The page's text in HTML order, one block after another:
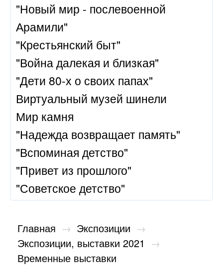
"Новый мир - послевоенной
Арамили"
"Крестьянский быт"
"Война далекая и близкая"
"Дети 80-х о своих папах"
Виртуальный музей шинели
Мир камня
"Надежда возвращает память"
"Вспоминая детство"
"Привет из прошлого"
"Советское детство"
Главная → Экспозиции →
Экспозиции, выставки 2021
→
Временные выставки